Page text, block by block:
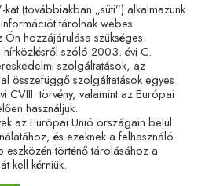
partnerek
Impresszum Sütitájékoztató
(továbbiakban „süti”) alkalmazunk.
tárolnak webes
hozzájárulása szükséges.
hírközlésről szóló 2003. évi C.
szolgáltatások, az
összefüggő szolgáltatások egyes
CVIII. törvény, valamint az Európai
használjuk.
az Európai Unió országain belül
és ezeknek a felhasználó
eszközén történő tárolásához a
kell kérniük.